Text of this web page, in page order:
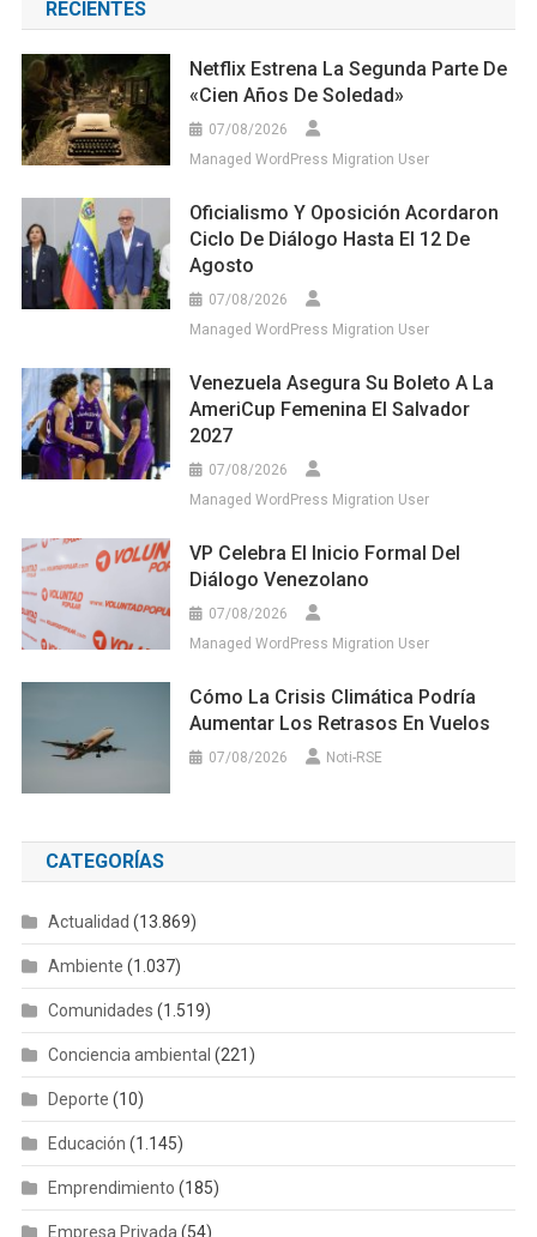
RECIENTES
Netflix Estrena La Segunda Parte De
«Cien Años De Soledad»
07/08/2026
Managed WordPress Migration User
Oficialismo Y Oposición Acordaron
Ciclo De Diálogo Hasta El 12 De
Agosto
07/08/2026
Managed WordPress Migration User
Venezuela Asegura Su Boleto A La
AmeriCup Femenina El Salvador
2027
07/08/2026
Managed WordPress Migration User
VP Celebra El Inicio Formal Del
Diálogo Venezolano
07/08/2026
Managed WordPress Migration User
Cómo La Crisis Climática Podría
Aumentar Los Retrasos En Vuelos
07/08/2026 Noti-RSE
CATEGORÍAS
Actualidad (13.869)
Ambiente (1.037)
Comunidades (1.519)
Conciencia ambiental (221)
Deporte (10)
Educación (1.145)
Emprendimiento (185)
Empresa Privada (54)